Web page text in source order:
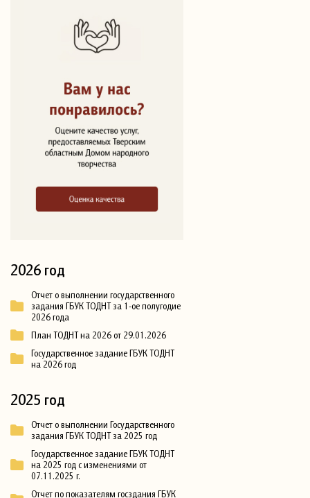
2026 год
Отчет о выполнении государственного
задания ГБУК ТОДНТ за 1-ое полугодие
2026 года
План ТОДНТ на 2026 от 29.01.2026
Государственное задание ГБУК ТОДНТ
на 2026 год
2025 год
Отчет о выполнении Государственного
задания ГБУК ТОДНТ за 2025 год
Государственное задание ГБУК ТОДНТ
на 2025 год с изменениями от
07.11.2025 г.
Отчет по показателям госздания ГБУК